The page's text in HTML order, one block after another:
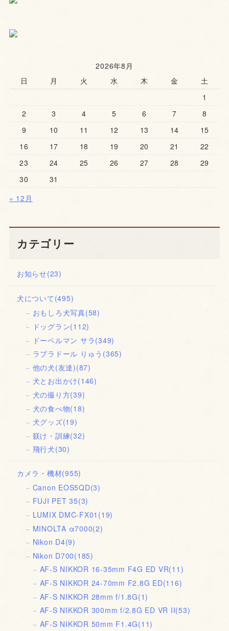
2026年8月
日
月 火 水 木 金
土
1
2
3 4 5 6 7
8
9
10 11 12 13 14
15
16
17 18 19 20 21
22
23
24 25 26 27 28
29
30
31
« 12月
カテゴリー
お知らせ(23)
犬について (495)
おもしろ犬写真(58)
ドッグラン(112)
ドーベルマン サラ(349)
ラブラドール りゅう (365)
他の犬(友達)(87)
犬とお出かけ(146)
犬の撮り方(39)
犬の食べ物(18)
犬グッズ(19)
躾け・訓練(32)
飛行犬(30)
カメラ・機材(955)
Canon EOS5QD(3)
FUJI PET 35(3)
LUMIX DMC-FX01 (19)
MINOLTA α7000(2)
Nikon D4(9)
Nikon D700(185)
AF-S NIKKOR 16-35mm F4G ED VR(11)
AF-S NIKKOR 24-70mm F2.8G ED(116)
AF-S NIKKOR 28mm f/1.8G(1)
AF-S NIKKOR 300mm f/2.8G ED VR II(53)
AF-S NIKKOR 50mm F1.4G(11)